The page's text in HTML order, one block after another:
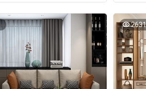
2631